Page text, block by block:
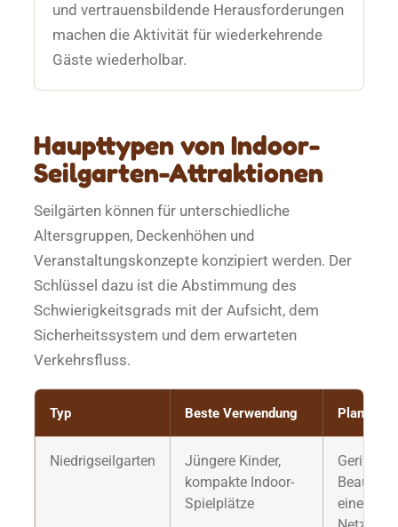
und vertrauensbildende Herausforderungen
machen die Aktivität für wiederkehrende
Gäste wiederholbar.
Haupttypen von Indoor-
Seilgarten-Attraktionen
Seilgärten können für unterschiedliche
Altersgruppen, Deckenhöhen und
Veranstaltungskonzepte konzipiert werden. Der
Schlüssel dazu ist die Abstimmung des
Schwierigkeitsgrads mit der Aufsicht, dem
Sicherheitssystem und dem erwarteten
Verkehrsfluss.
Typ Beste Verwendung
Niedrigseilgarten
Jüngere Kinder,
kompakte Indoor-
Spielplätze
einem